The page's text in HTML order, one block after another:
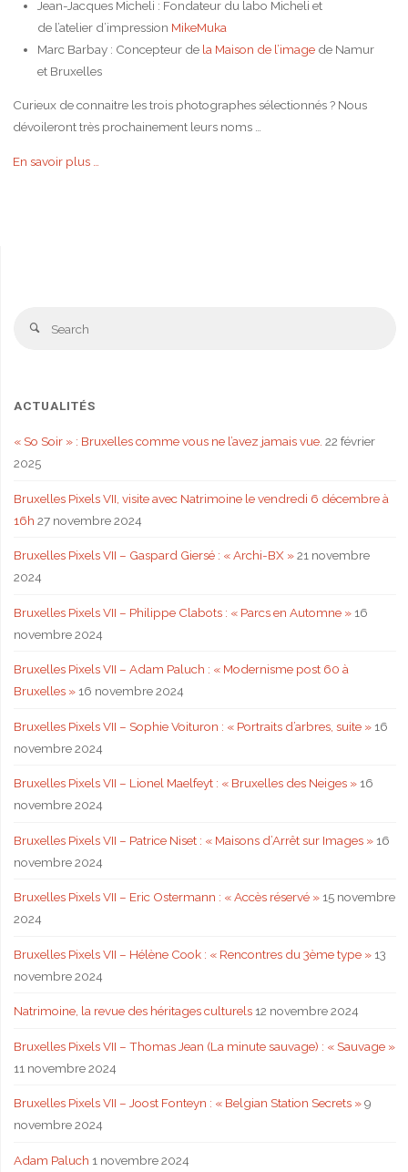
Jean-Jacques Micheli : Fondateur du labo Micheli et
de l’atelier d’impression MikeMuka
Marc Barbay : Concepteur de la Maison de l’imagede Namur
et Bruxelles
Curieux de connaitre les trois photographes sélectionnés ? Nous
dévoileront très prochainement leurs noms …
En savoir plus …
Search
ACTUALITÉS
« So Soir » : Bruxelles comme vous ne l’avez jamais vue. 22 février
2025
Bruxelles Pixels VII, visite avec Natrimoine le vendredi 6 décembre à
16h 27 novembre 2024
Bruxelles Pixels VII – Gaspard Giersé : « Archi-BX » 21 novembre
2024
Bruxelles Pixels VII – Philippe Clabots : « Parcs en Automne » 16
novembre 2024
Bruxelles Pixels VII – Adam Paluch : « Modernisme post 60 à
Bruxelles » 16 novembre 2024
Bruxelles Pixels VII – Sophie Voituron : « Portraits d’arbres, suite » 16
novembre 2024
Bruxelles Pixels VII – Lionel Maelfeyt : « Bruxelles des Neiges » 16
novembre 2024
Bruxelles Pixels VII – Patrice Niset : « Maisons d’Arrêt sur Images » 16
novembre 2024
Bruxelles Pixels VII – Eric Ostermann : « Accès réservé » 15 novembre
2024
Bruxelles Pixels VII – Hélène Cook : « Rencontres du 3ème type » 13
novembre 2024
Natrimoine, la revue des héritages culturels 12 novembre 2024
Bruxelles Pixels VII – Thomas Jean (La minute sauvage) : « Sauvage »
11 novembre 2024
Bruxelles Pixels VII – Joost Fonteyn : « Belgian Station Secrets » 9
novembre 2024
Adam Paluch 1 novembre 2024